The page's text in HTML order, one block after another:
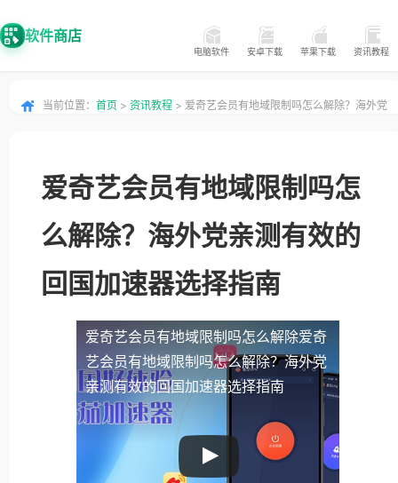
软件商店
电脑软件 安卓下载 苹果下载 资讯教程
当前位置： 首页 > 资讯教程 > 爱奇艺会员有地域限制吗怎么解除？海外党
爱奇艺会员有地域限制吗怎
么解除？海外党亲测有效的
回国加速器选择指南
爱奇艺会员有地域限制吗怎么解除爱奇
艺会员有地域限制吗怎么解除？海外党
亲测有效的回国加速器选择指南